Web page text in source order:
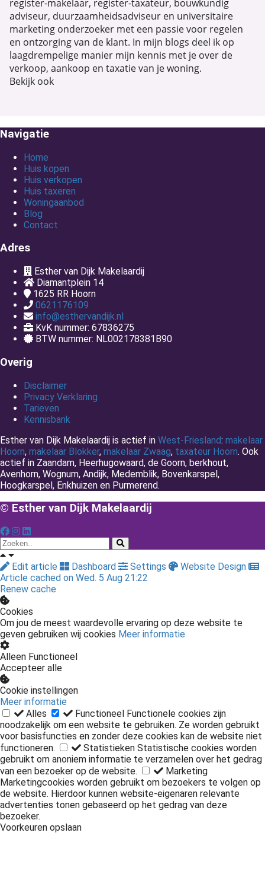
register-makelaar, register-taxateur, bouwkundig
adviseur, duurzaamheidsadviseur en universitaire
marketing onderzoeker met een passie voor regelen
en ontzorging van de klant. In mijn blogs deel ik op
laagdrempelige manier mijn kennis met je over de
verkoop, aankoop en taxatie van je woning.
Bekijk ook
Navigatie
Home
Huis kopen
Huis verkopen
Huis taxeren
Woningaanbod
Blog
Contact
Adres
Esther van Dijk Makelaardij
Diamantplein 14
1625 RR Hoorn
0621176109
info@esthervandijk.nl
KvK nummer: 67836275
BTW nummer: NL002178381B90
Overig
Disclaimer
Privacy Verklaring
Tarieven
Kennisbank
Esther van Dijk Makelaardij is actief in West-Friesland: makelaar
Hoorn, makelaar Blokker, makelaar Zwaag, taxateur Hoorn. Ook
actief in Zaandam, Heerhugowaard, de Goorn, berkhout,
Avenhorn, Wognum, Andijk, Medemblik, Bovenkarspel,
Hoogkarspel, Enkhuizen en Purmerend.
© Esther van Dijk Makelaardij
Edit article Dashboard Settings
Website Design
Article cached on Wed. 5 Aug 21:22
Renew cache
Cookies
Om jou de meest waardevolle ervaring op deze website te
geven gebruiken wij cookies Meer informatie
Alleen Functioneel
Accepteer alle
Cookie instellingen
Meer informatie
Alles
Functioneel Functionele cookies zijn
noodzakelijk om een website te gebruiken. Ze worden gebruikt
voor basisfuncties en zonder deze cookies kan de website niet
functioneren.
Statistieken Statistische cookies worden
gebruikt om anoniem informatie te verzamelen over het gedrag
van een bezoeker op de website.
Marketing
Marketingcookies worden gebruikt om bezoekers te volgen op
de website. Hierdoor kunnen website-eigenaren relevante
advertenties tonen gebaseerd op het gedrag van deze
bezoeker.
Voorkeuren opslaan